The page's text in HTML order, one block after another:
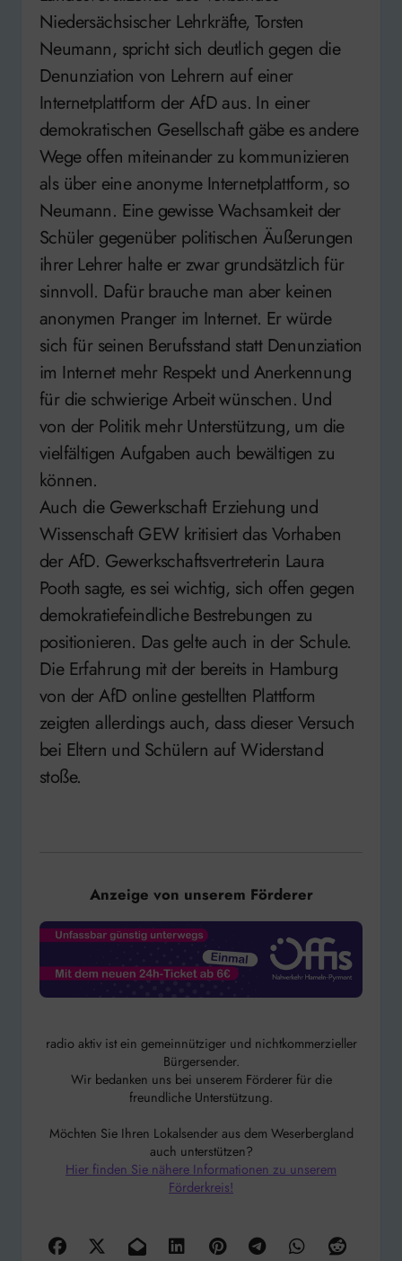
Niedersächsischer Lehrkräfte, Torsten
Neumann, spricht sich deutlich gegen die
Denunziation von Lehrern auf einer
Internetplattform der AfD aus. In einer
demokratischen Gesellschaft gäbe es andere
Wege offen miteinander zu kommunizieren
als über eine anonyme Internetplattform, so
Neumann. Eine gewisse Wachsamkeit der
Schüler gegenüber politischen Äußerungen
ihrer Lehrer halte er zwar grundsätzlich für
sinnvoll. Dafür brauche man aber keinen
anonymen Pranger im Internet. Er würde
sich für seinen Berufsstand statt Denunziation
im Internet mehr Respekt und Anerkennung
für die schwierige Arbeit wünschen. Und
von der Politik mehr Unterstützung, um die
vielfältigen Aufgaben auch bewältigen zu
können.
Auch die Gewerkschaft Erziehung und
Wissenschaft GEW kritisiert das Vorhaben
der AfD. Gewerkschaftsvertreterin Laura
Pooth sagte, es sei wichtig, sich offen gegen
demokratiefeindliche Bestrebungen zu
positionieren. Das gelte auch in der Schule.
Die Erfahrung mit der bereits in Hamburg
von der AfD online gestellten Plattform
zeigten allerdings auch, dass dieser Versuch
bei Eltern und Schülern auf Widerstand
stoße.
Anzeige von unserem Förderer
radio aktiv ist ein gemeinnütziger und nichtkommerzieller
Bürgersender.
Wir bedanken uns bei unserem Förderer für die
freundliche Unterstützung.
Möchten Sie Ihren Lokalsender aus dem Weserbergland
auch unterstützen?
Hier finden Sie nähere Informationen zu unserem
Förderkreis!